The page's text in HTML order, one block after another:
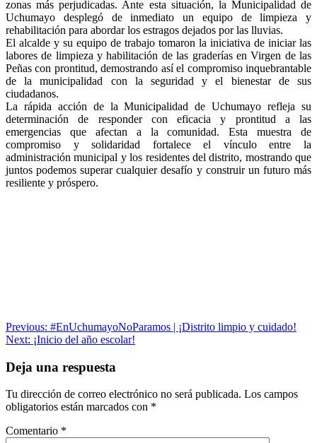
zonas más perjudicadas. Ante esta situación, la Municipalidad de
Uchumayo desplegó de inmediato un equipo de limpieza y
rehabilitación para abordar los estragos dejados por las lluvias.
El alcalde y su equipo de trabajo tomaron la iniciativa de iniciar las
labores de limpieza y habilitación de las graderías en Virgen de las
Peñas con prontitud, demostrando así el compromiso inquebrantable
de la municipalidad con la seguridad y el bienestar de sus
ciudadanos.
La rápida acción de la Municipalidad de Uchumayo refleja su
determinación de responder con eficacia y prontitud a las
emergencias que afectan a la comunidad. Esta muestra de
compromiso y solidaridad fortalece el vínculo entre la
administración municipal y los residentes del distrito, mostrando que
juntos podemos superar cualquier desafío y construir un futuro más
resiliente y próspero.
Navegación
de
entradas
Previous: #EnUchumayoNoParamos | ¡Distrito limpio y cuidado!
Next: ¡Inicio del año escolar!
Deja una respuesta
Tu dirección de correo electrónico no será publicada. Los campos
obligatorios están marcados con *
Comentario *